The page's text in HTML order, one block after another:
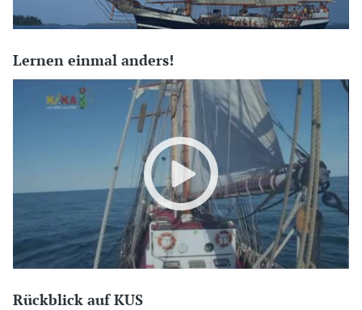
Lernen einmal anders!
Rückblick auf KUS